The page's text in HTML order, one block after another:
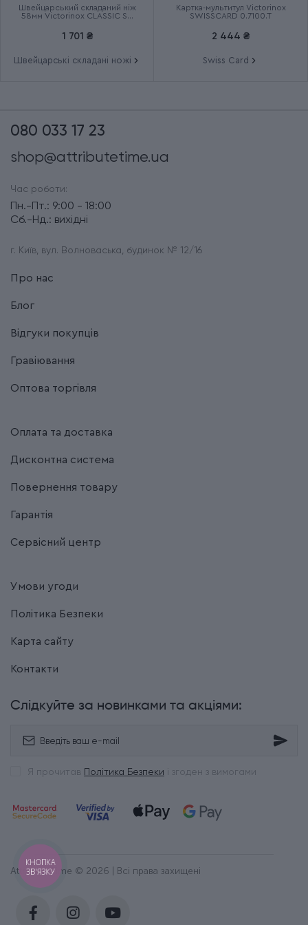
Швейцарський складаний ніж
58мм Victorinox CLASSIC SD
1 701 ₴
Швейцарські складані ножі
Картка-мультитул Victorinox
SWISSCARD 0.7100.T
2 444 ₴
Swiss Card
080 033 17 23
shop@attributetime.ua
Час роботи:
Пн.-Пт.: 9:00 - 18:00
Сб.-Нд.: вихідні
г. Київ, вул. Волноваська, будинок № 12/16
Про нас
Блог
Відгуки покупців
Гравіювання
Оптова торгівля
Оплата та доставка
Дисконтна система
Повернення товару
Гарантія
Сервісний центр
Умови угоди
Політика Безпеки
Карта сайту
Контакти
Слідкуйте за новинками та акціями:
Я прочитав Політика Безпеки і згоден з вимогами
Attribute Time © 2026 | Всі права захищені
КНОПКА
ЗВ'ЯЗКУ